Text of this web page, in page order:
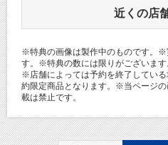
近くの店
※特典の画像は製作中のものです。※
す。※特典の数には限りがございま
※店舗によっては予約を終了してい
約限定商品となります。※当ページ
載は禁止です。